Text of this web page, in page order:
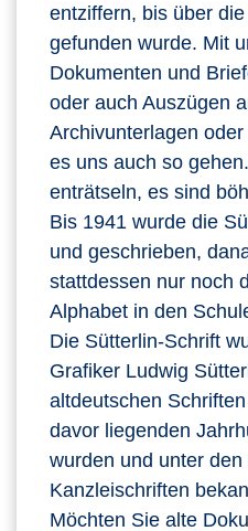
entziffern, bis über
gefunden wurde. Mit
Dokumenten und
oder auch Auszügen
Archivunterlagen
es uns auch so
enträtseln, es sind
Bis 1941 wurde die
und geschrieben,
stattdessen nur noch
Alphabet in den
Die Sütterlin-Schrift
Grafiker Ludwig
altdeutschen
davor liegenden
wurden und unter
Kanzleischriften
Möchten Sie alte